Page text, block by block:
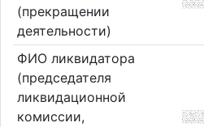
(прекращении
деятельности)
ФИО ликвидатора
(председателя
ликвидационной
комиссии,